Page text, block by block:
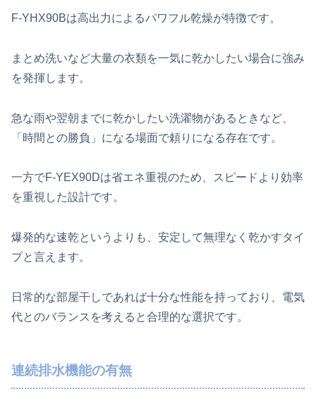
F‑YHX90Bは高出力によるパワフル乾燥が特徴です。
まとめ洗いなど大量の衣類を一気に乾かしたい場合に強み
を発揮します。
急な雨や翌朝までに乾かしたい洗濯物があるときなど、
「時間との勝負」になる場面で頼りになる存在です。
一方でF‑YEX90Dは省エネ重視のため、スピードより効率
を重視した設計です。
爆発的な速乾というよりも、安定して無理なく乾かすタイ
プと言えます。
日常的な部屋干しであれば十分な性能を持っており、電気
代とのバランスを考えると合理的な選択です。
連続排水機能の有無